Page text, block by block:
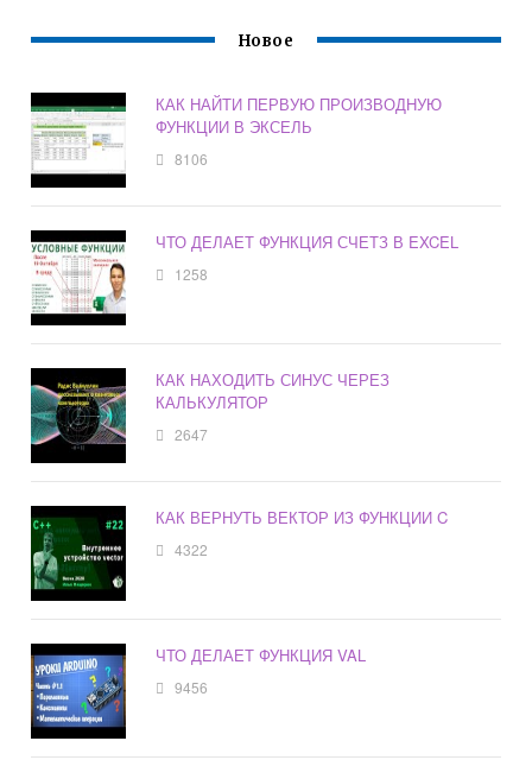
Новое
КАК НАЙТИ ПЕРВУЮ ПРОИЗВОДНУЮ
ФУНКЦИИ В ЭКСЕЛЬ
8106
ЧТО ДЕЛАЕТ ФУНКЦИЯ СЧЕТЗ В EXCEL
1258
КАК НАХОДИТЬ СИНУС ЧЕРЕЗ
КАЛЬКУЛЯТОР
2647
КАК ВЕРНУТЬ ВЕКТОР ИЗ ФУНКЦИИ C
4322
ЧТО ДЕЛАЕТ ФУНКЦИЯ VAL
9456